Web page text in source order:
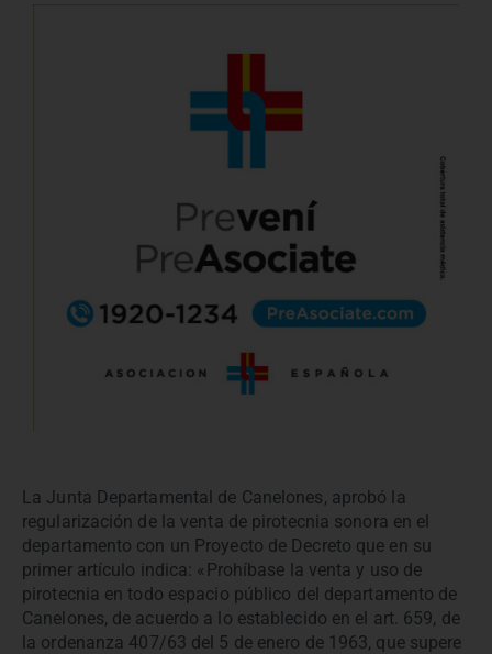
La Junta Departamental de Canelones, aprobó la
regularización de la venta de pirotecnia sonora en el
departamento con un Proyecto de Decreto que en su
primer artículo indica: «Prohíbase la venta y uso de
pirotecnia en todo espacio público del departamento de
Canelones, de acuerdo a lo establecido en el art. 659, de
la ordenanza 407/63 del 5 de enero de 1963, que supere